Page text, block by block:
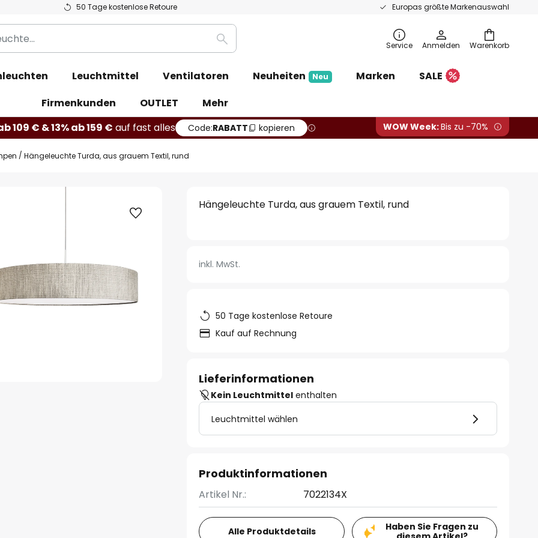
50 Tage kostenlose Retoure Europas größte Markenauswahl
Warenkorb
Suche Service Anmelden
Leuchtmittel Ventilatoren Neuheiten Neu Marken
SALE
Firmenkunden
OUTLET
Mehr
109 € & 13% ab 159 € auf fast alles Code:RABATT kopieren WOW Week:Bis zu -70%
Hängeleuchte Turda, aus grauem Textil, rund
Hängeleuchte Turda, aus grauem Textil, rund
inkl. MwSt.
50 Tage kostenlose Retoure
Kauf auf Rechnung
Lieferinformationen
Kein Leuchtmittel enthalten
Leuchtmittel wählen
Produktinformationen
Artikel Nr.: 7022134X
Alle Produktdetails
Haben Sie Fragen zu